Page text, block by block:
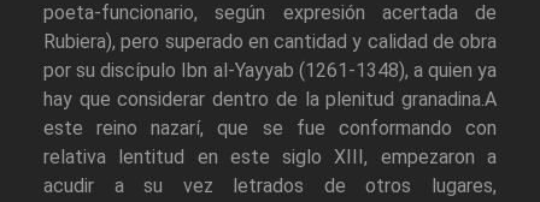
poeta-funcionario, según expresión acertada de
Rubiera), pero superado en cantidad y calidad de obra
por su discípulo Ibn al-Yayyab (1261-1348), a quien ya
hay que considerar dentro de la plenitud granadina.A
este reino nazarí, que se fue conformando con
relativa lentitud en este siglo XIII, empezaron a
acudir a su vez letrados de otros lugares,